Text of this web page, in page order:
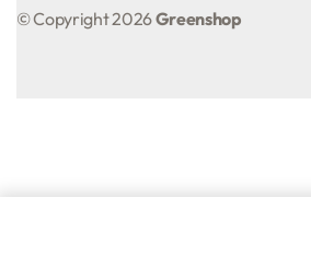
© Copyright 2026Greenshop